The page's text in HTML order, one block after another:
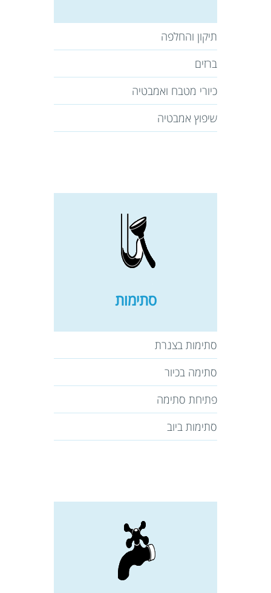
תיקון והחלפה
ברזים
כיורי מטבח ואמבטיה
שיפוץ אמבטיה
סתימות
סתימות בצנרת
סתימה בכיור
פתיחת סתימה
סתימות ביוב